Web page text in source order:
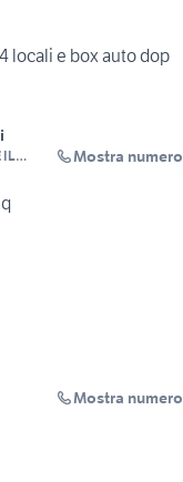
locali e box auto dop
IL
Mostra numero
Mostra numero